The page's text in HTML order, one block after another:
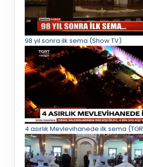
98 yıl sonra ilk sema (Show TV)
4 asırlık Mevlevihanede ilk sema